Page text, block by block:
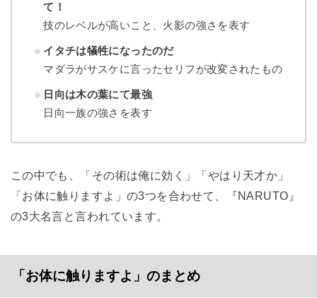
て！
技のレベルが高いこと、火影の強さを表す
イタチは犠牲になったのだ
マダラがサスケに言ったセリフが改変されたもの
日向は木の葉にて最強
日向一族の強さを表す
この中でも、「その術は俺に効く」「やはり天才か」
「お体に触りますよ」の3つを合わせて、『NARUTO』
の3大名言と言われています。
「お体に触りますよ」のまとめ